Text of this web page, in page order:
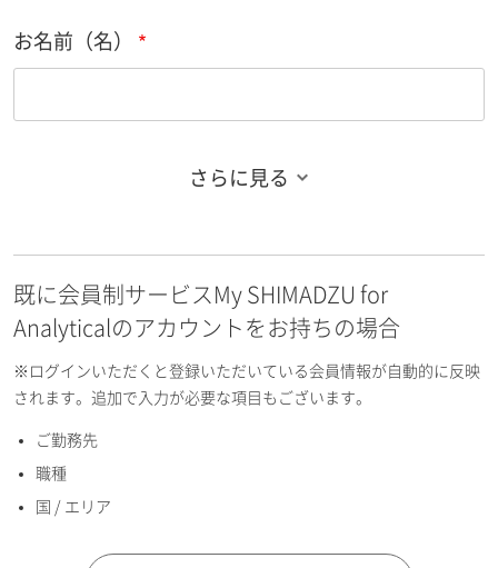
お名前（名）
お名前フリガナ（名）
E-mailアドレス（半角英数）
さらに見る
既に会員制サービスMy SHIMADZU for
Analyticalのアカウントをお持ちの場合
※ログインいただくと登録いただいている会員情報が自動的に反映
されます。追加で入力が必要な項目もございます。
ご勤務先
職種
国 / エリア